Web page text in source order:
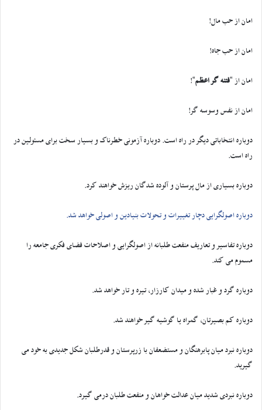
امان از حب مال!
امان از حب جاه!
امان از “ فتنه گر اعظم “!
امان از نفس وسوسه گر!
دوباره انتخاباتی دیگر در راه است. دوباره آزمونی خطرناک و بسیار سخت برای مسئولین در
راه است.
دوباره بسیاری از مال پرستان و آلوده شدگان ریزش خواهند کرد.
دوباره اصولگرایی دچار تغییرات و تحولات بنیادین و اصولی خواهد شد.
دوباره تفاسیر و تعاریف منفعت طلبانه از اصولگرایی و اصلاحات فضای فکری جامعه را
مسموم می کند.
دوباره گرد و غبار شده و میدان کارزار، تیره و تار خواهد شد.
دوباره کم بصیرتان، گمراه یا گوشیه گیر خواهند شد.
دوباره نبرد میان پابرهنگان و مستضعفان با زرپرستان و قدرطلبان شکل جدیدی به خود می
گیرید.
دوباره نبردی شدید میان عدالت خواهان و منفعت طلبان درمی گیرد.